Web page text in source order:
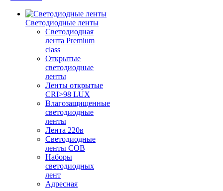
Светодиодные ленты
Светодиодная
лента Premium
class
Открытые
светодиодные
ленты
Ленты открытые
CRI>98 LUX
Влагозащищенные
светодиодные
ленты
Лента 220в
Светодиодные
ленты COB
Наборы
светодиодных
лент
Адресная